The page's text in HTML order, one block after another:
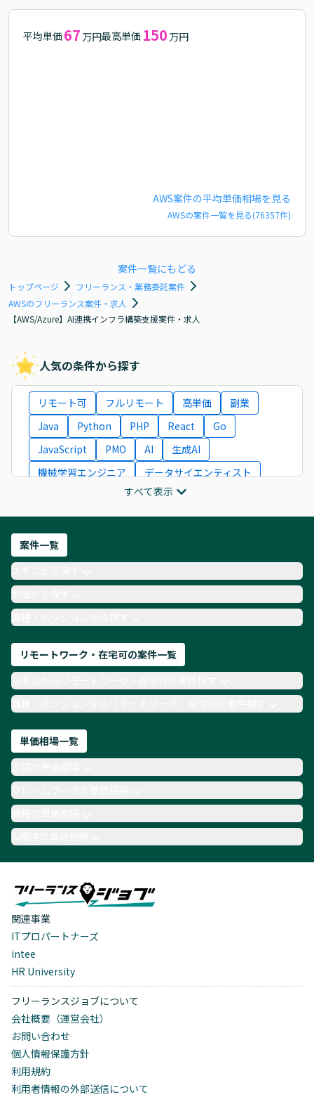
平均単価 67 万円最高単価 150 万円
AWS案件の平均単価相場を見る
AWSの案件一覧を見る(76357件)
案件一覧にもどる
トップページ
フリーランス・業務委託案件
AWSのフリーランス案件・求人
【AWS/Azure】AI連携インフラ構築支援案件・求人
人気の条件から探す
リモート可 フルリモート 高単価
副業
Java
Python PHP React
Go
JavaScript
PMO AI
生成AI
機械学習エンジニア
データサイエンティスト
ITコンサルタント
フロントエンドエンジニア
ネットワークエンジニア
AIエンジニア
Webデザイナー
月収100万円 業務委託
COBOL
Ruby
TypeScript
Laravel AWS
すべて表示
案件一覧
単価から探す
職種・ポジションから探す
リモートワーク・在宅可の案件一覧
職種・ポジションからリモートワーク・在宅可の案件探す
単価相場一覧
職種の単価相場
AI関連の単価相場
関連事業
ITプロパートナーズ
intee
HR University
フリーランスジョブについて
会社概要（運営会社）
お問い合わせ
個人情報保護方針
利用規約
利用者情報の外部送信について